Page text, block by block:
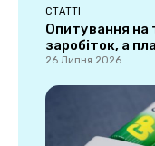
СТАТТІ
Опитування на
заробіток, а
26 Липня 2026